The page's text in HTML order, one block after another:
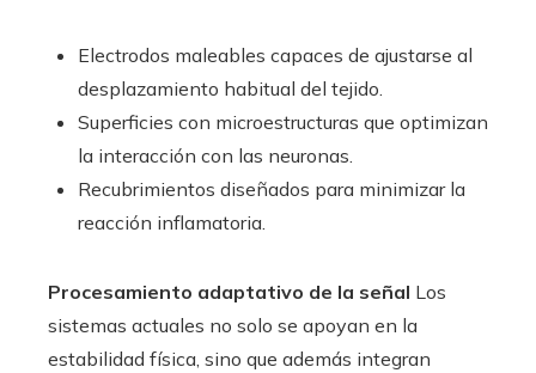
Electrodos maleables capaces de ajustarse al
desplazamiento habitual del tejido.
Superficies con microestructuras que optimizan
la interacción con las neuronas.
Recubrimientos diseñados para minimizar la
reacción inflamatoria.
Procesamiento adaptativo de la señal Los
sistemas actuales no solo se apoyan en la
estabilidad física, sino que además integran